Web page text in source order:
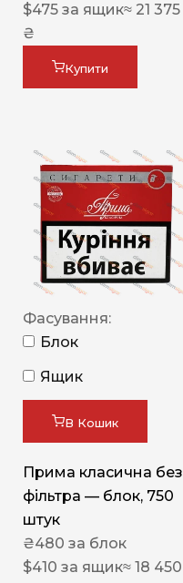
$475 за ящик≈ 21 375
₴
Купити
Фасування:
Блок
Ящик
В Кошик
Прима класична без
фільтра — блок, 750
штук
₴480 за блок
$410 за ящик≈ 18 450